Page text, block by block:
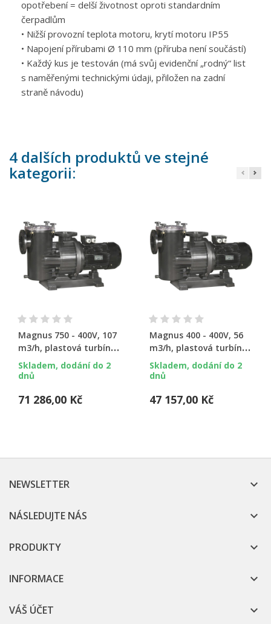
opotřebení = delší životnost oproti standardním
čerpadlům
• Nižší provozní teplota motoru, krytí motoru IP55
• Napojení přírubami Ø 110 mm (příruba není součástí)
• Každý kus je testován (má svůj evidenční „rodný“ list
s naměřenými technickými údaji, přiložen na zadní
straně návodu)
4 dalších produktů ve stejné
kategorii:
Magnus 750 - 400V, 107
m3/h, plastová turbína
5,50 kW
Skladem, dodání do 2
dnů
71 286,00 Kč
Magnus 400 - 400V, 56
m3/h, plastová turbína,
3,00 kW
Skladem, dodání do 2
dnů
47 157,00 Kč
NEWSLETTER 
NÁSLEDUJTE NÁS 
PRODUKTY 
INFORMACE 
VÁŠ ÚČET 